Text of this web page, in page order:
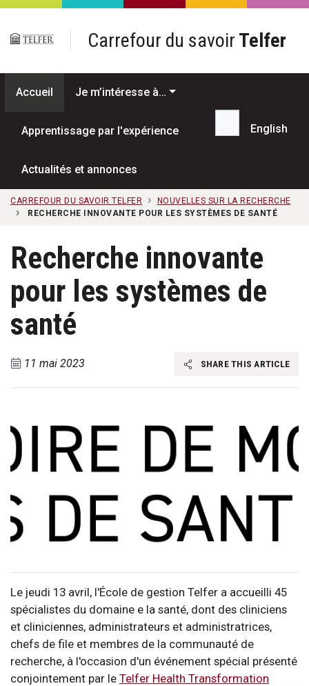
Passer au contenu principal
Carrefour du savoir Telfer
Accueil Je m’intéresse à…
Apprentissage par l'expérience
Actualités et annonces
Recherche...
English
CARREFOUR DU SAVOIR TELFER
NOUVELLES SUR LA RECHERCHE
RECHERCHE INNOVANTE POUR LES SYSTÈMES DE SANTÉ
Recherche innovante
pour les systèmes de
santé
11 mai 2023 SHARE THIS ARTICLE
Le jeudi 13 avril, l'École de gestion Telfer a accueilli 45
spécialistes du domaine e la santé, dont des cliniciens
et cliniciennes, administrateurs et administratrices,
chefs de file et membres de la communauté de
recherche, à l'occasion d'un événement spécial présenté
conjointement par le Telfer Health Transformation